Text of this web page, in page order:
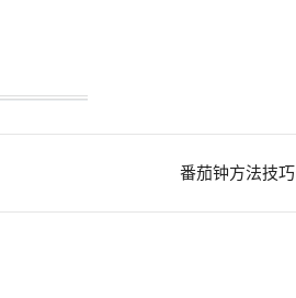
番茄钟方法技巧